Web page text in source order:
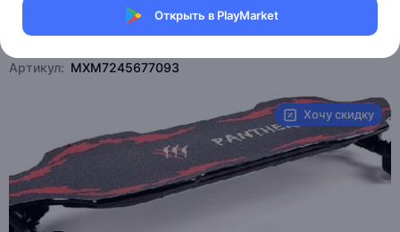
Открыть в PlayMarket
Магазин Ephdarren
Артикул: MXM7245677093
Хочу скидку